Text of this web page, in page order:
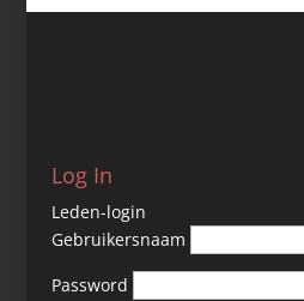
Log In
Leden-login
Gebruikersnaam
Password